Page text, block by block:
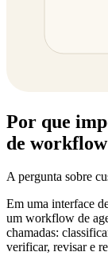
Por que
de workflow
A pergunta sobre
Em uma interface
um workflow de
chamadas:
verificar, revisar e